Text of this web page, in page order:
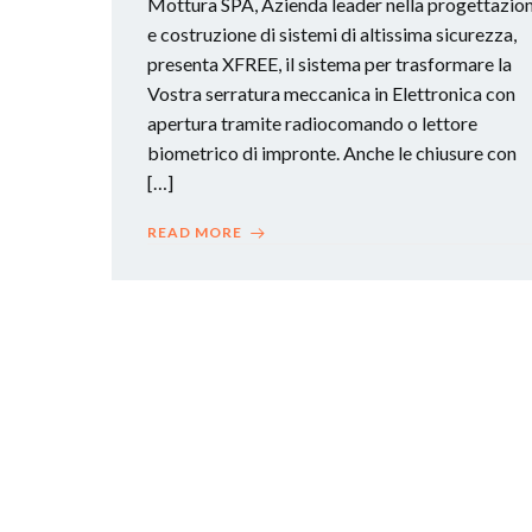
e costruzione di sistemi di altissima sicurezza,
presenta XFREE, il sistema per trasformare la
Vostra serratura meccanica in Elettronica con
apertura tramite radiocomando o lettore
biometrico di impronte. Anche le chiusure con
[…]
READ MORE